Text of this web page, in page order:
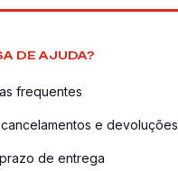
DE AJUDA?
frequentes
e devoluções
de entrega